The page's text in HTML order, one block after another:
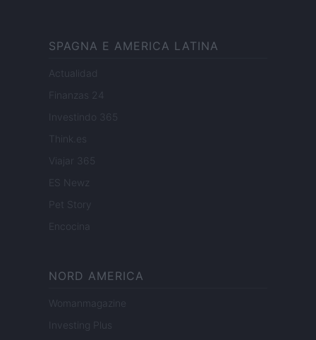
SPAGNA E AMERICA LATINA
Actualidad
Finanzas 24
Investindo 365
Think.es
Viajar 365
ES Newz
Pet Story
Encocina
NORD AMERICA
Womanmagazine
Investing Plus